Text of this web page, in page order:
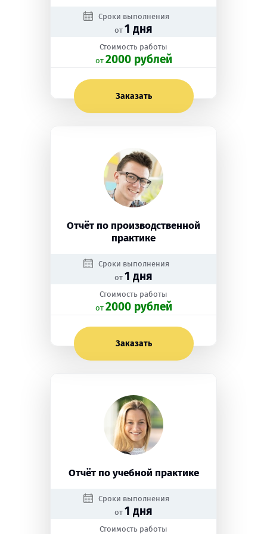
Сроки выполнения
от 1 дня
Стоимость работы
oт 2000 рублей
Заказать
Отчёт по производственной
практике
Сроки выполнения
от 1 дня
Стоимость работы
oт 2000 рублей
Заказать
Отчёт по учебной практике
Сроки выполнения
от 1 дня
Стоимость работы